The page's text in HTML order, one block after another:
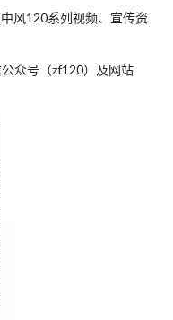
风120系列视频、宣传资
众号（zf120）及网站